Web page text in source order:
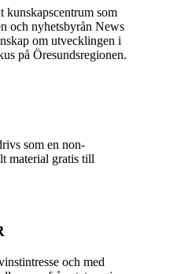
kunskapscentrum som
och nyhetsbyrån News
om utvecklingen i
på Öresundsregionen.
som en non-
material gratis till
och med